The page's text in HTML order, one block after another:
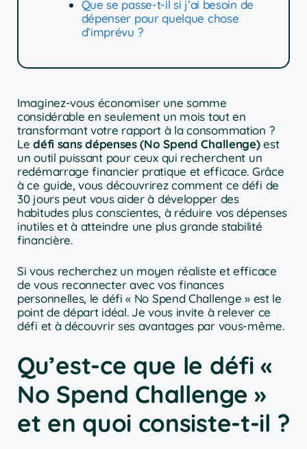
Que se passe-t-il si j’ai besoin de
dépenser pour quelque chose
d’imprévu ?
Imaginez-vous économiser une somme
considérable en seulement un mois tout en
transformant votre rapport à la consommation ?
Ledéfi sans dépenses (No Spend Challenge)est
un outil puissant pour ceux qui recherchent un
redémarrage financier pratique et efficace. Grâce
à ce guide, vous découvrirez comment ce défi de
30 jours peut vous aider à développer des
habitudes plus conscientes, à réduire vos dépenses
inutiles et à atteindre une plus grande stabilité
financière.
Si vous recherchez un moyen réaliste et efficace
de vous reconnecter avec vos finances
personnelles, le défi « No Spend Challenge » est le
point de départ idéal. Je vous invite à relever ce
défi et à découvrir ses avantages par vous-même.
Qu’est-ce que le défi «
No Spend Challenge »
et en quoi consiste-t-il ?